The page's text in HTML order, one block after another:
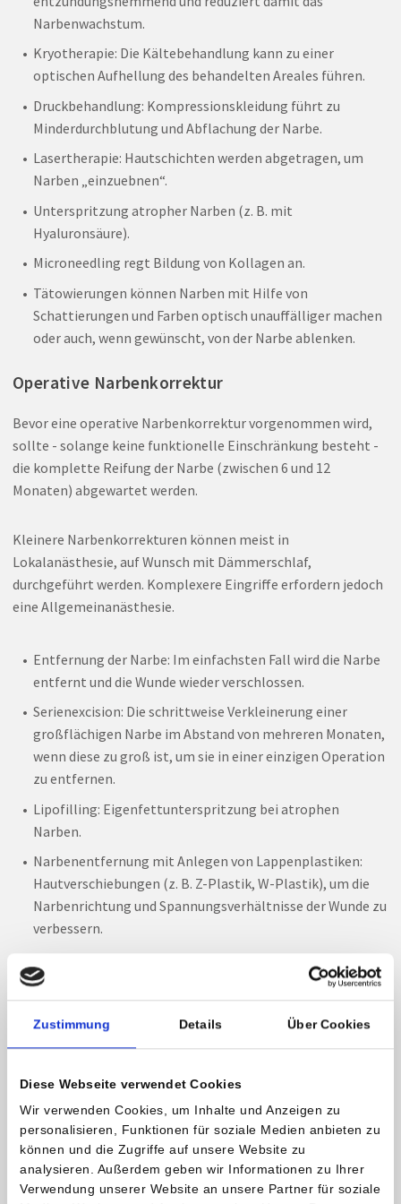
Zustimmung Details Über Cookies
Diese Webseite verwendet Cookies
Wir verwenden Cookies, um Inhalte und Anzeigen zu
personalisieren, Funktionen für soziale Medien anbieten zu
können und die Zugriffe auf unsere Website zu
analysieren. Außerdem geben wir Informationen zu Ihrer
Verwendung unserer Website an unsere Partner für soziale
Narbenwachstum.
Kryotherapie: Die Kältebehandlung kann zu einer
optischen Aufhellung des behandelten Areales führen.
Druckbehandlung: Kompressionskleidung führt zu
Minderdurchblutung und Abflachung der Narbe.
Lasertherapie: Hautschichten werden abgetragen, um
Narben „einzuebnen“.
Unterspritzung atropher Narben (z. B. mit
Hyaluronsäure).
Microneedling regt Bildung von Kollagen an.
Tätowierungen können Narben mit Hilfe von
Schattierungen und Farben optisch unauffälliger machen
oder auch, wenn gewünscht, von der Narbe ablenken.
Operative Narbenkorrektur
Bevor eine operative Narbenkorrektur vorgenommen wird,
sollte - solange keine funktionelle Einschränkung besteht -
die komplette Reifung der Narbe (zwischen 6 und 12
Monaten) abgewartet werden.
Kleinere Narbenkorrekturen können meist in
Lokalanästhesie, auf Wunsch mit Dämmerschlaf,
durchgeführt werden. Komplexere Eingriffe erfordern jedoch
eine Allgemeinanästhesie.
Entfernung der Narbe: Im einfachsten Fall wird die Narbe
entfernt und die Wunde wieder verschlossen.
Serienexcision: Die schrittweise Verkleinerung einer
großflächigen Narbe im Abstand von mehreren Monaten,
wenn diese zu groß ist, um sie in einer einzigen Operation
zu entfernen.
Lipofilling: Eigenfettunterspritzung bei atrophen
Narben.
Narbenentfernung mit Anlegen von Lappenplastiken:
Hautverschiebungen (z. B. Z-Plastik, W-Plastik), um die
Narbenrichtung und Spannungsverhältnisse der Wunde zu
verbessern.
Gewebeexpansion: Einbringen eines Hautexpanders vor
der Korrektur großflächiger Narben, um die umgebende
gesunde Haut mittels Silikonballon vorzudehnen.
Narbenkorrekturen, die zu den häufigeren
Regel zu einer entscheidenden Verbesserung, sowohl
funktionell als auch ästhetisch. Wichtig ist jedoch dabei zu
betonen, dass Narben nie unsichtbar werden, aber
idealerweise sehr unauffällig sein können.